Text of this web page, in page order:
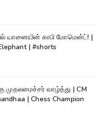
யானையின் காபி மோமென்ட்! |
| #shorts
முதலமைச்சர் வாழ்த்து | CM
| Chess Champion